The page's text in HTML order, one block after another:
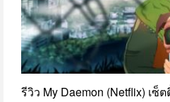
รีวิว My Daemon (Netflix) เซ็